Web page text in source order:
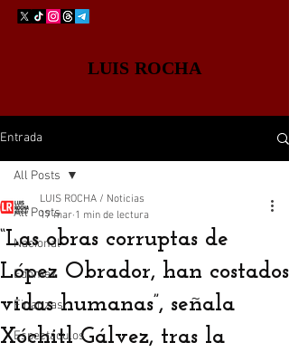
LUIS ROCHA
Entrada
All Posts
Nacional
Edomex
Finanzas
Espectáculos
All Posts
“Las obras corruptas de
López Obrador, han costados
vidas humanas”, señala
Xóchitl Gálvez, tras la
LUIS ROCHA / Noticias
17 mar 1 min de lectura